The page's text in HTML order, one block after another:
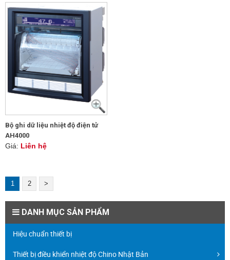
DANH MỤC SẢN PHẨM
Hiệu chuẩn thiết bị
Thiết bị điều khiển nhiệt độ Chino Nhật Bản
Bộ ghi dữ liệu nhiệt độ điện tử
AH4000
Giá: Liên hệ
1 2 >